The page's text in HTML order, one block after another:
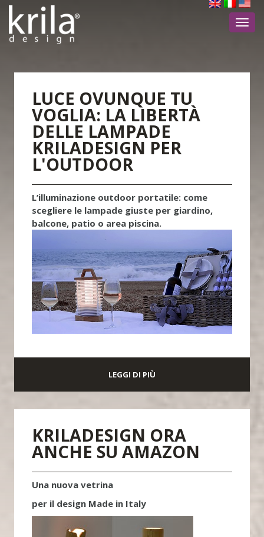
LUCE OVUNQUE TU
VOGLIA: LA LIBERTÀ
DELLE LAMPADE
KRILADESIGN PER
L'OUTDOOR
L’illuminazione outdoor portatile: come
scegliere le lampade giuste per giardino,
balcone, patio o area piscina.
LEGGI DI PIÙ
KRILADESIGN ORA
ANCHE SU AMAZON
Una nuova vetrina
per il design Made in Italy